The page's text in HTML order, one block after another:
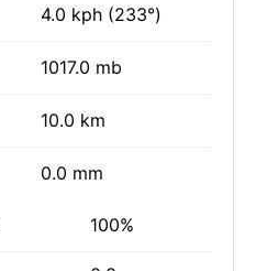
4.0 kph (233°)
1017.0 mb
10.0 km
0.0 mm
100%